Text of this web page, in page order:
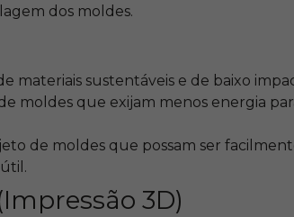
dos moldes.
materiais sustentáveis e de baixo
moldes que exijam menos energia
de moldes que possam ser
3D)